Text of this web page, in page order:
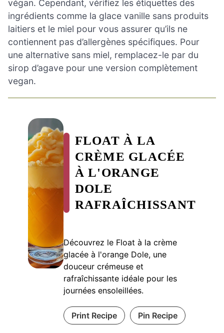
végan. Cependant, vérifiez les étiquettes des
ingrédients comme la glace vanille sans produits
laitiers et le miel pour vous assurer qu’ils ne
contiennent pas d’allergènes spécifiques. Pour
une alternative sans miel, remplacez-le par du
sirop d’agave pour une version complètement
vegan.
FLOAT À LA
CRÈME GLACÉE
À L'ORANGE
DOLE
RAFRAÎCHISSANT
Découvrez le Float à la crème
glacée à l'orange Dole, une
douceur crémeuse et
rafraîchissante idéale pour les
journées ensoleillées.
Print Recipe Pin Recipe